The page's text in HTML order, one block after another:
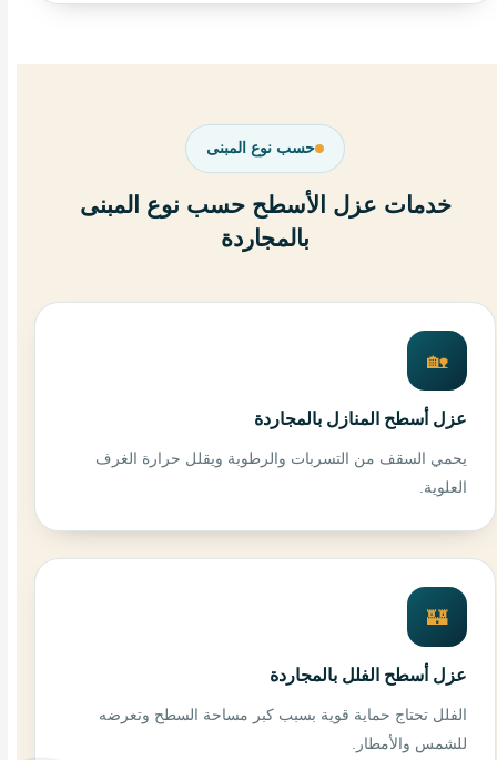
حسب نوع المبنى
خدمات عزل الأسطح حسب نوع المبنى
بالمجاردة
🏡
عزل أسطح المنازل بالمجاردة
يحمي السقف من التسربات والرطوبة ويقلل حرارة الغرف
العلوية.
🏰
عزل أسطح الفلل بالمجاردة
الفلل تحتاج حماية قوية بسبب كبر مساحة السطح وتعرضه
للشمس والأمطار.